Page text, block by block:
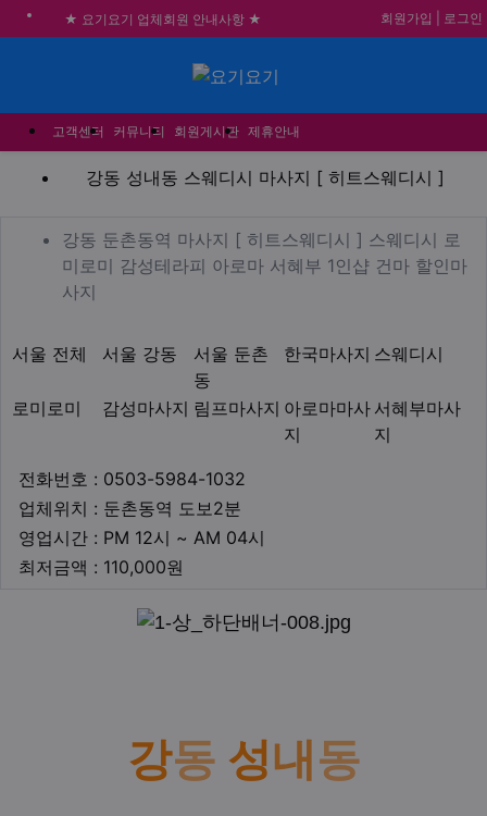
★ 요기요기 업체회원 안내사항 ★
합법적이고 건전한 업체와 광고를 제휴합니다.
★요기요기 설 연휴 휴무 안내★
회원가입 로그인
고객센터 커뮤니티 회원게시판 제휴안내
강동 성내동 스웨디시 마
강동 성내동 스웨디시 마사지 [ 히트스웨디시 ]
업체 정보
강동 둔촌동역 마사지 [ 히
강동 둔촌동역 마사지 [ 히트스웨디시 ] 스웨디시 로
미로미 감성테라피 아로마 서혜부 1인샵 건마 할인마
사지
서울 전체 서울 강동
서울 둔촌
동
지역1 한국마사지 스웨디시
로미로미 감성마사지 림프마사지 아로마마사
지
서혜부마사
지
테마
전화번호 : 0503-5984-1032
업체위치 : 둔촌동역 도보2분
영업시간 : PM 12시 ~ AM 04시
최저금액 : 110,000원
강동 성내 동